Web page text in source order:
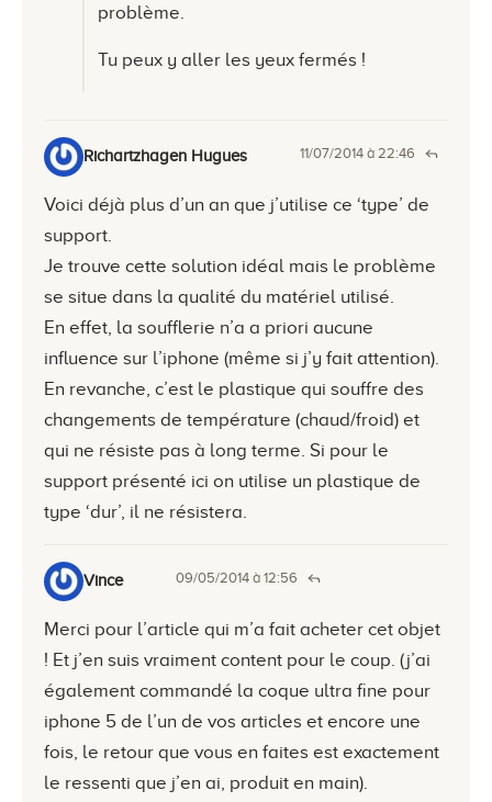
problème.
Tu peux y aller les yeux fermés !
Richartzhagen Hugues 11/07/2014 à 22:46
Voici déjà plus d’un an que j’utilise ce ‘type’ de
support.
Je trouve cette solution idéal mais le problème
se situe dans la qualité du matériel utilisé.
En effet, la soufflerie n’a a priori aucune
influence sur l’iphone (même si j’y fait attention).
En revanche, c’est le plastique qui souffre des
changements de température (chaud/froid) et
qui ne résiste pas à long terme. Si pour le
support présenté ici on utilise un plastique de
type ‘dur’, il ne résistera.
Vince 09/05/2014 à 12:56
Merci pour l’article qui m’a fait acheter cet objet
! Et j’en suis vraiment content pour le coup. (j’ai
également commandé la coque ultra fine pour
iphone 5 de l’un de vos articles et encore une
fois, le retour que vous en faites est exactement
le ressenti que j’en ai, produit en main).